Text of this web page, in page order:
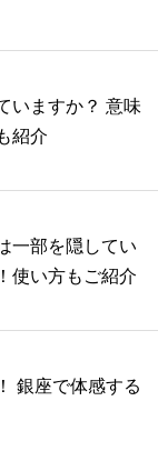
いますか？ 意味
紹介
一部を隠してい
使い方もご紹介
銀座で体感する